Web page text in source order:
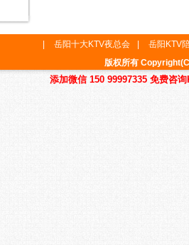
岳阳十大KTV夜总会
岳阳KTV
版权所有
添加微信 150 99997335 免费咨